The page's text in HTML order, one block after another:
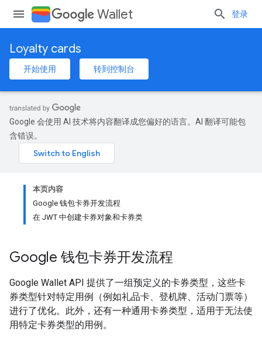
Wallet 登录
Loyalty cards
开始使用 转到控制台
Google 会使用 AI 技术将内容翻译成您偏好的语言。AI 翻译可能包
含错误。
本页内容
Google 钱包卡券开发流程
在 JWT 中创建卡券对象和卡券类
Google 钱包卡券开发流程
Google Wallet API 提供了一组预定义的卡券类型，这些卡
券类型针对特定用例（例如礼品卡、登机牌、活动门票等）
进行了优化。此外，还有一种通用卡券类型，适用于无法使
用特定卡券类型的用例。